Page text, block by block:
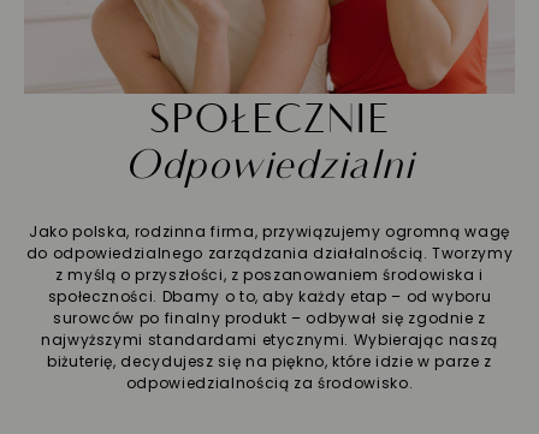
SPOŁECZNIE
Odpowiedzialni
Jako polska, rodzinna firma, przywiązujemy ogromną wagę
do odpowiedzialnego zarządzania działalnością. Tworzymy
z myślą o przyszłości, z poszanowaniem środowiska i
społeczności. Dbamy o to, aby każdy etap – od wyboru
surowców po finalny produkt – odbywał się zgodnie z
najwyższymi standardami etycznymi. Wybierając naszą
biżuterię, decydujesz się na piękno, które idzie w parze z
odpowiedzialnością za środowisko.